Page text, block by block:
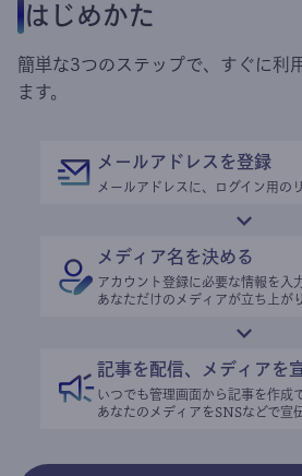
はじめかた
簡単な3つのステップで、すぐに利
ます。
メールアドレスを登録
メールアドレスに、ログイン用の
メディア名を決める
アカウント登録に必要な情報を入
あなただけのメディアが立ち上が
記事を配信、メディアを
いつでも管理画面から記事を作成
あなたのメディアをSNSなどで宣